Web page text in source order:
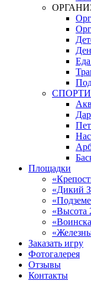
Площадки
«Дикий
«Высота
Заказать игру
Фотогалерея
Отзывы
Контакты